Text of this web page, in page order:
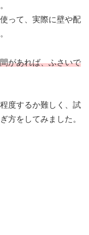
って、実際に壁や配
があれば、ふさいで
度するか難しく、試
方をしてみました。